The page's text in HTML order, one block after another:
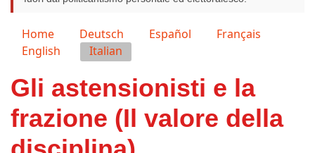
Seleziona la tua lingua
Home Deutsch Español
Français
English
Italian
Gli astensionisti e la
frazione (Il valore della